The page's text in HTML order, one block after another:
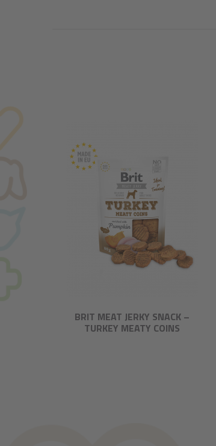
BRIT MEAT JERKY SNACK –
TURKEY MEATY COINS